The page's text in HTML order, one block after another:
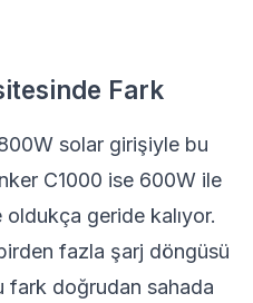
Fark
solar girişiyle bu
C1000 ise 600W ile
geride kalıyor.
fazla şarj döngüsü
fark doğrudan sahada